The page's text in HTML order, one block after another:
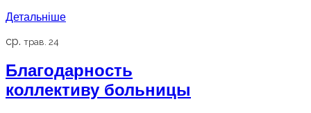
Детальніше
ср. трав. 24
Благодарность
коллективу больницы